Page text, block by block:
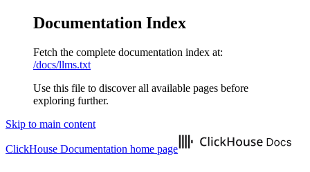
Documentation Index
Fetch the complete documentation index at:
/docs/llms.txt
Use this file to discover all available pages before
exploring further.
Skip to main content
ClickHouse Documentation home page